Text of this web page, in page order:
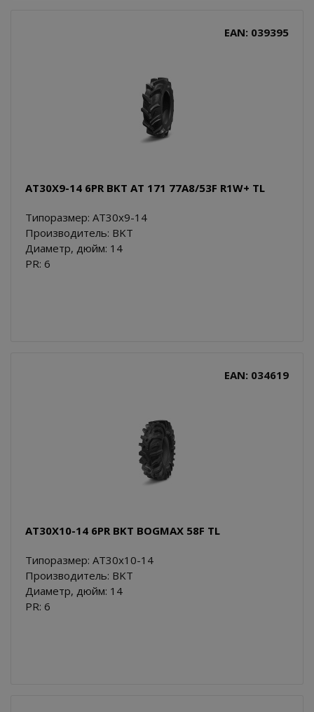
EAN: 039395
AT30X9-14 6PR BKT AT 171 77A8/53F R1W+ TL
Типоразмер: AT30x9-14
Производитель: BKT
Диаметр, дюйм: 14
PR: 6
EAN: 034619
AT30X10-14 6PR BKT BOGMAX 58F TL
Типоразмер: AT30x10-14
Производитель: BKT
Диаметр, дюйм: 14
PR: 6